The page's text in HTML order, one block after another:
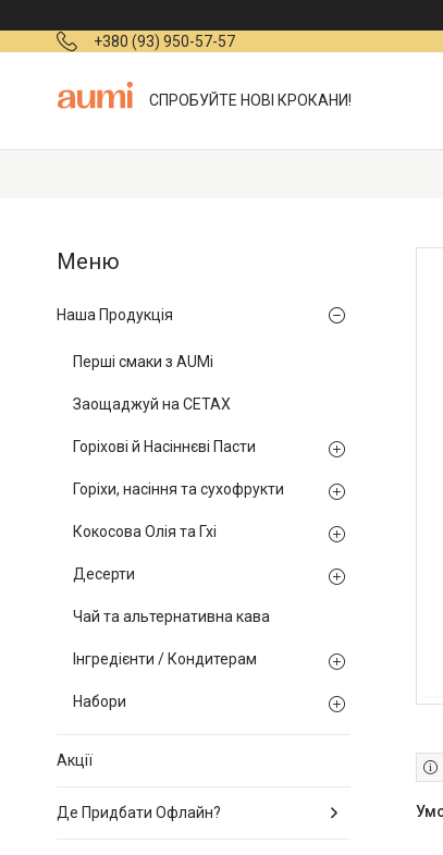
+380 (93) 950-57-57
СПРОБУЙТЕ НОВІ КРОКАНИ!
Наша Продукція
Перші смаки з AUMi
Заощаджуй на СЕТАХ
Горіхові й Насіннєві Пасти
Горіхи, насіння та сухофрукти
Кокосова Олія та Гхі
Десерти
Чай та альтернативна кава
Інгредієнти / Кондитерам
Набори
Акції
Де Придбати Офлайн?